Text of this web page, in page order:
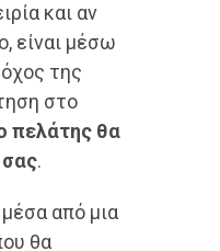
και αν
είναι μέσω
της
στο
πελάτης θα
.
από μια
θα